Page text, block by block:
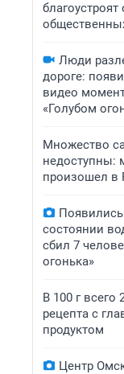
Люди
дороге:
видео
«Голубом
Множество
недоступны:
произошел в
состоянии
сбил 7
огонька»
В 100 г всего
рецепта с
продуктом
Центр